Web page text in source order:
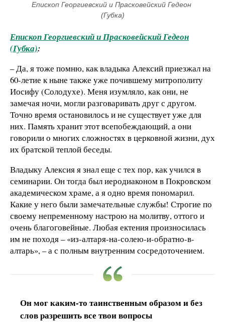
Епископ Георгиевский и Прасковейский Гедеон
(Губка)
Епископ Георгиевский и Прасковейский Гедеон
(Губка):
– Да, я тоже помню, как владыка Алексий приезжал на
60-летие к ныне также уже почившему митрополиту
Иосифу (Солодухе). Меня изумляло, как они, не
замечая ночи, могли разговаривать друг с другом.
Точно время остановилось и не существует уже для
них. Память хранит этот всепобеждающий, а они
говорили о многих сложностях в церковной жизни, дух
их братской теплой беседы.
Владыку Алексия я знал еще с тех пор, как учился в
семинарии. Он тогда был иеродиаконом в Покровском
академическом храме, а я одно время пономарил.
Какие у него были замечательные службы! Строгие по
своему непременному настрою на молитву, оттого и
очень благоговейные. Любая ектения произносилась
им не походя – «из-алтаря-на-солею-и-обратно-в-
алтарь», – а с полным внутренним сосредоточением.
Он мог каким-то таинственным образом и без
слов разрешить все твои вопросы